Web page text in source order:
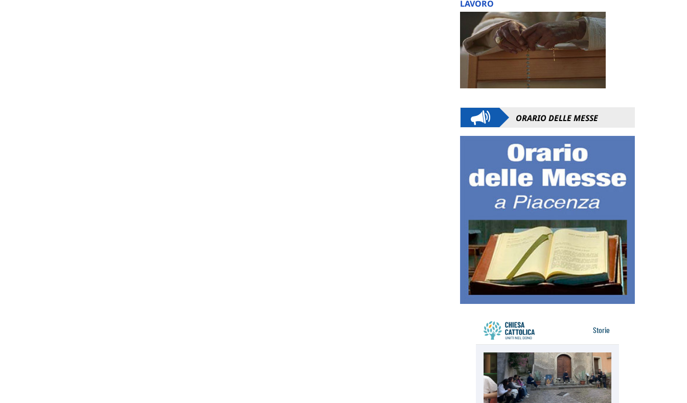
LAVORO
ORARIO DELLE MESSE